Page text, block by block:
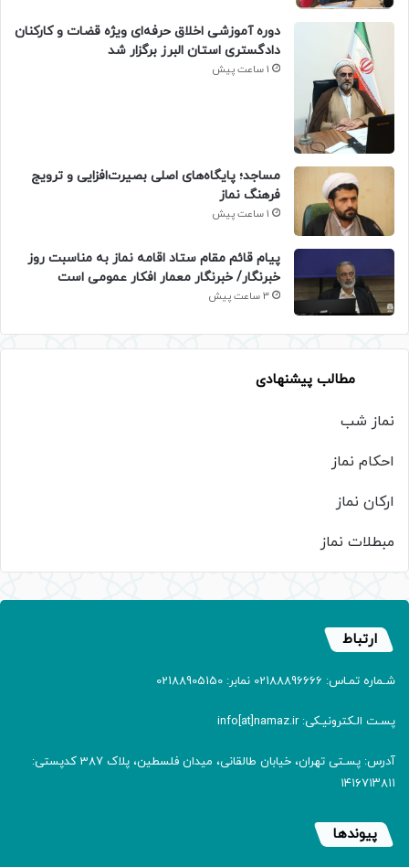
دوره آموزشی اخلاق حرفه‌ای ویژه قضات و کارکنان
دادگستری استان البرز برگزار شد
1 ساعت پیش
​مساجد؛ پایگاه‌های اصلی بصیرت‌افزایی و ترویج
فرهنگ نماز
1 ساعت پیش
پیام قائم مقام ستاد اقامه نماز به مناسبت روز
خبرنگار/ خبرنگار معمار افکار عمومی است
3 ساعت پیش
مطالب پیشنهادی
نماز شب
احکام نماز
ارکان نماز
مبطلات نماز
ارتباط
شـماره تمـاس: 02188896666 نمابر: 02188905150
پسـت الـکترونیـکی: info[at]namaz.ir
آدرس: پسـتی تهران، خیابان طالقانی، میدان فلسطین، پلاک 387 کدپستی:
۱۴۱۶۷۱۳۸۱۱
پیوندها